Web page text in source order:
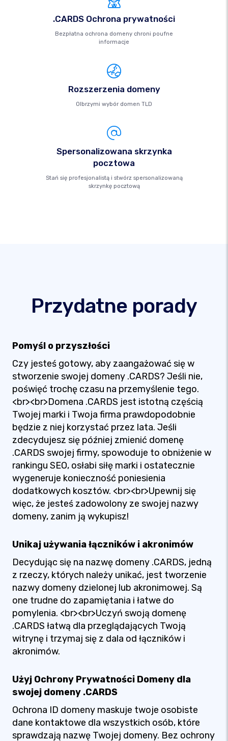
.CARDS Ochrona prywatności
Bezpłatna ochrona domeny chroni poufne
informacje
Rozszerzenia domeny
Olbrzymi wybór domen TLD
Spersonalizowana skrzynka
pocztowa
Stań się profesjonalistą i stwórz spersonalizowaną
skrzynkę pocztową
Przydatne porady
Pomyśl o przyszłości
Czy jesteś gotowy, aby zaangażować się w
stworzenie swojej domeny .CARDS? Jeśli nie,
poświęć trochę czasu na przemyślenie tego.
<br><br>Domena .CARDS jest istotną częścią
Twojej marki i Twoja firma prawdopodobnie
będzie z niej korzystać przez lata. Jeśli
zdecydujesz się później zmienić domenę
.CARDS swojej firmy, spowoduje to obniżenie w
rankingu SEO, osłabi siłę marki i ostatecznie
wygeneruje konieczność poniesienia
dodatkowych kosztów. <br><br>Upewnij się
więc, że jesteś zadowolony ze swojej nazwy
domeny, zanim ją wykupisz!
Unikaj używania łączników i akronimów
Decydując się na nazwę domeny .CARDS, jedną
z rzeczy, których należy unikać, jest tworzenie
nazwy domeny dzielonej lub akronimowej. Są
one trudne do zapamiętania i łatwe do
pomylenia. <br><br>Uczyń swoją domenę
.CARDS łatwą dla przeglądających Twoją
witrynę i trzymaj się z dala od łączników i
akronimów.
Użyj Ochrony Prywatności Domeny dla
swojej domeny .CARDS
Ochrona ID domeny maskuje twoje osobiste
dane kontaktowe dla wszystkich osób, które
sprawdzają nazwę Twojej domeny. Bez ochrony